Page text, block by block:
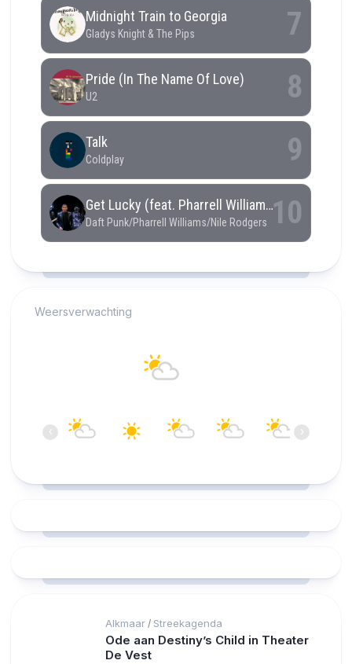
Weersverwachting
‹ ›
Alkmaar / Streekagenda
Ode aan Destiny’s Child in Theater
De Vest